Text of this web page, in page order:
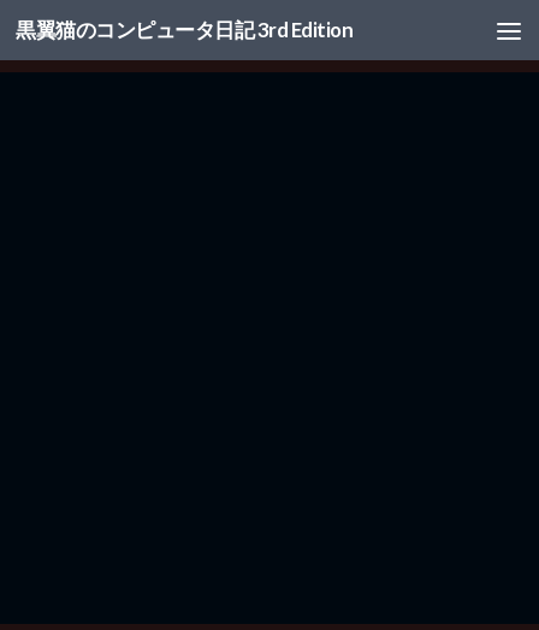
コンテンツへスキップ
黒翼猫のコンピュータ日記 3rd Edition